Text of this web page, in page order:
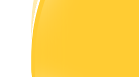
Verdienen